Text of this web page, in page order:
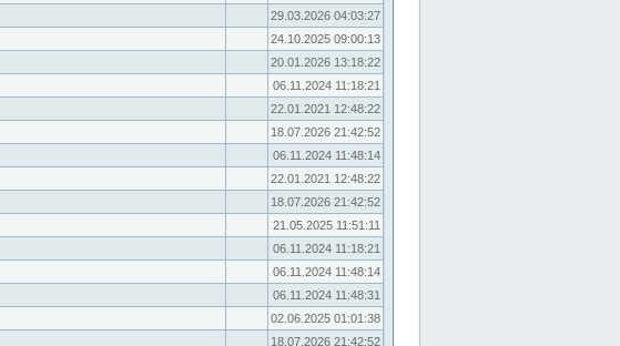
29.03.2026 04:03:27
24.10.2025 09:00:13
20.01.2026 13:18:22
06.11.2024 11:18:21
22.01.2021 12:48:22
18.07.2026 21:42:52
06.11.2024 11:48:14
22.01.2021 12:48:22
18.07.2026 21:42:52
21.05.2025 11:51:11
06.11.2024 11:18:21
06.11.2024 11:48:14
06.11.2024 11:48:31
02.06.2025 01:01:38
18.07.2026 21:42:52